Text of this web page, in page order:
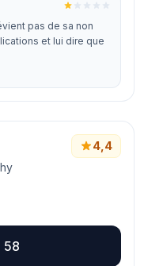
pas de sa non
et lui dire que
4,4
58